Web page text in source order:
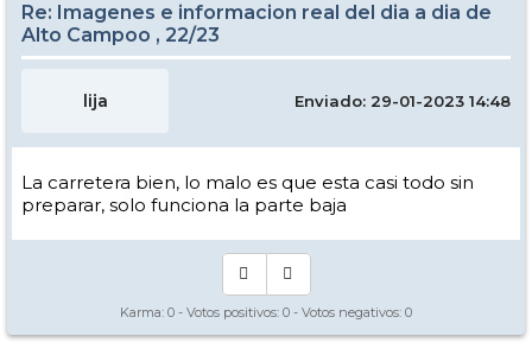
Re: Imagenes e informacion real del dia a dia de
Alto Campoo , 22/23
lija Enviado: 29-01-2023 14:48
La carretera bien, lo malo es que esta casi todo sin
preparar, solo funciona la parte baja
Karma: 0 - Votos positivos: 0 - Votos negativos: 0